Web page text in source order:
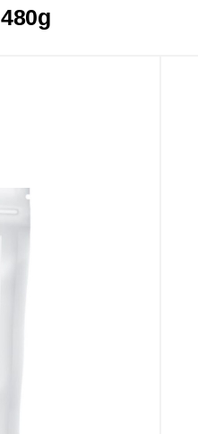
GRUNJOASĂ 500GR